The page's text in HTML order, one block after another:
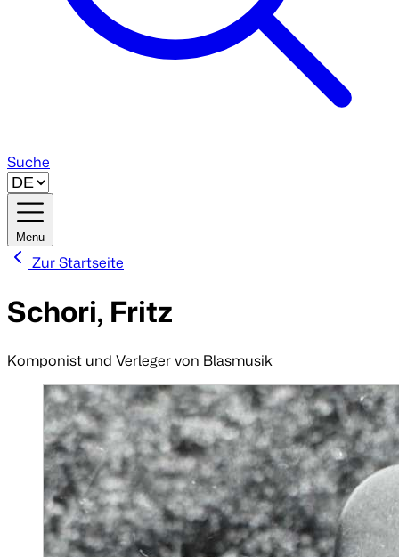
Suche
Menu
Zur Startseite
Schori, Fritz
Komponist und Verleger von Blasmusik